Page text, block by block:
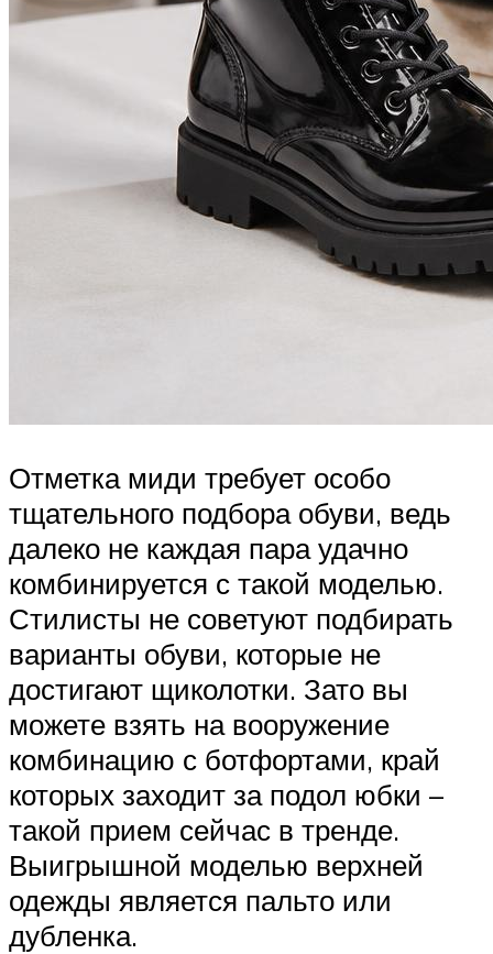
Отметка миди требует особо
тщательного подбора обуви, ведь
далеко не каждая пара удачно
комбинируется с такой моделью.
Стилисты не советуют подбирать
варианты обуви, которые не
достигают щиколотки. Зато вы
можете взять на вооружение
комбинацию с ботфортами, край
которых заходит за подол юбки –
такой прием сейчас в тренде.
Выигрышной моделью верхней
одежды является пальто или
дубленка.